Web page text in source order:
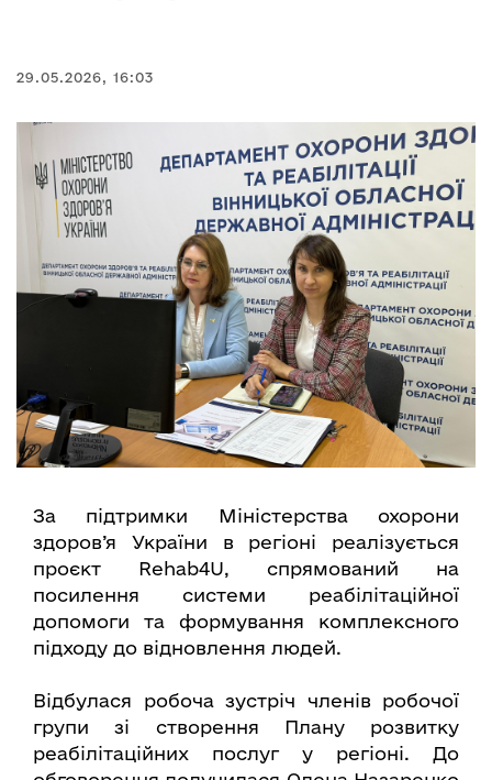
29.05.2026, 16:03
За підтримки Міністерства охорони
здоров’я України в регіоні реалізується
проєкт Rehab4U, спрямований на
посилення системи реабілітаційної
допомоги та формування комплексного
підходу до відновлення людей.
Відбулася робоча зустріч членів робочої
групи зі створення Плану розвитку
реабілітаційних послуг у регіоні. До